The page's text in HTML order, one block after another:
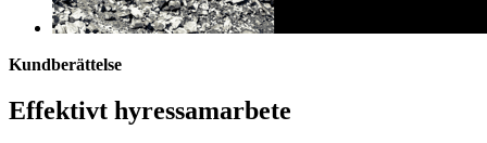
Kundberättelse
Effektivt hyressamarbete